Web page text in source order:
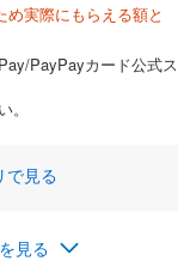
1億5,980万円
入力してくださ
です。
万円
さい。
実際にもらえる額と
PayPayカード公式ス
。
で見る
見る